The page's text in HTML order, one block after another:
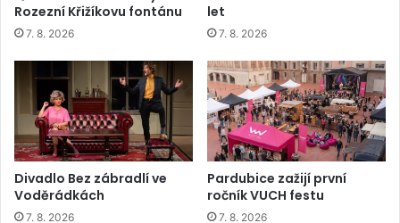
Rozezní Křižíkovu fontánu
7. 8. 2026
let
7. 8. 2026
Divadlo Bez zábradlí ve
Voděrádkách
7. 8. 2026
Pardubice zažijí první
ročník VUCH festu
7. 8. 2026